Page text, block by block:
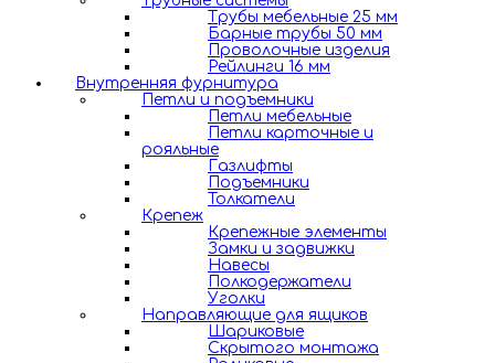
Трубы мебельные 25 мм
Барные трубы 50 мм
Проволочные изделия
Рейлинги 16 мм
Внутренняя фурнитура
Петли и подъемники
Петли мебельные
Петли карточные и
рояльные
Газлифты
Подъемники
Толкатели
Крепеж
Крепежные элементы
Замки и задвижки
Навесы
Полкодержатели
Уголки
Направляющие для ящиков
Шариковые
Скрытого монтажа